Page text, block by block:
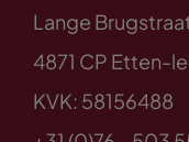
Lange
4871 CP Etten-
KVK: 58156488